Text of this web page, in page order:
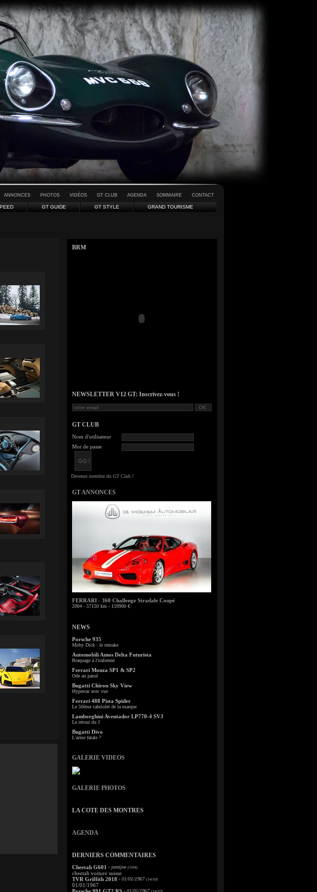
ANNONCES PHOTOS VIDÉOS GT CLUB AGENDA SOMMAIRE CONTACT
GT GUIDE GT STYLE GRAND TOURISME
BRM
NEWSLETTER V12 GT: Inscrivez-vous !
GT CLUB
Nom d'utilisateur
Mot de passe
GT ANNONCES
FERRARI - 360 Challenge Stradale Coupé
2004 - 57150 km - 159900 €
NEWS
Porsche 935
Moby Dick : le remake
Automobili Amos Delta Futurista
Braquage à l'italienne
Ferrari Monza SP1 & SP2
Ode au passé
Bugatti Chiron Sky View
Hypercar avec vue
Ferrari 488 Pista Spider
Le 50ème cabriolet de la marque
Lamborghini Aventador LP770-4 SVJ
Le retour du J
Bugatti Divo
L'arme fatale ?
GALERIE VIDEOS
GALERIE PHOTOS
LA COTE DES MONTRES
AGENDA
DERNIERS COMMENTAIRES
Cheetah G601 - jamijoe (5/04)
cheetah voiture suisse
TVR Griffith 2018 - 01/01/1967 (14/10)
01/01/1967
- 01/01/1967